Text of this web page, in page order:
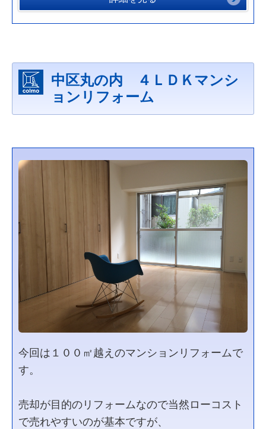
中区丸の内 ４ＬＤＫマンシ
ョンリフォーム
今回は１００㎡越えのマンションリフォームで
す。
売却が目的のリフォームなので当然ローコスト
で売れやすいのが基本ですが、